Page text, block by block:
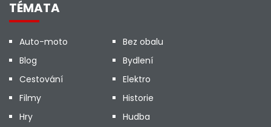
TÉMATA
Auto-moto
Bez obalu
Blog
Bydlení
Cestování
Elektro
Filmy
Historie
Hry
Hudba